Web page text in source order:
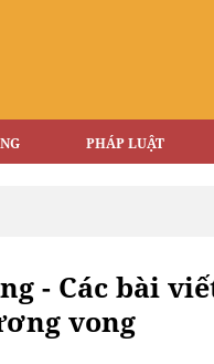
PHÁP LUẬT
- Các bài
vong